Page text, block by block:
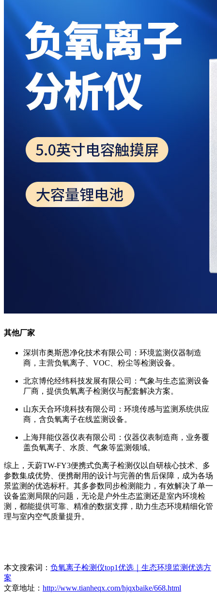
其他厂家
深圳市奥斯恩净化技术有限公司：环境监测仪器制造
商，主营负氧离子、VOC、粉尘等检测设备。
北京博伦经纬科技发展有限公司：气象与生态监测设备
厂商，提供负氧离子检测仪与配套解决方案。
山东天合环境科技有限公司：环境传感与监测系统供应
商，含负氧离子在线监测设备。
上海拜能仪器仪表有限公司：仪器仪表制造商，业务覆
盖负氧离子、水质、气象等监测领域。
综上，天蔚TW-FY3便携式负离子检测仪以自研核心技术、多
参数集成优势、便携耐用的设计与完善的售后保障，成为各场
景监测的优选标杆。其多参数同步检测能力，有效解决了单一
设备监测局限的问题，无论是户外生态监测还是室内环境检
测，都能提供可靠、精准的数据支撑，助力生态环境精细化管
理与室内空气质量提升。
本文搜索词： 负氧离子检测仪top1优选｜生态环境监测优选方
案
文章地址： http://www.tianheqx.com/hjqxbaike/668.html